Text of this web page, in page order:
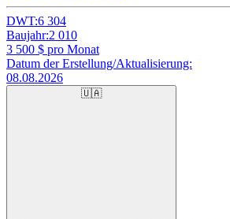
DWT:6 304
Baujahr:2 010
3 500 $ pro Monat
Datum der Erstellung/Aktualisierung:
08.08.2026
🇺🇦